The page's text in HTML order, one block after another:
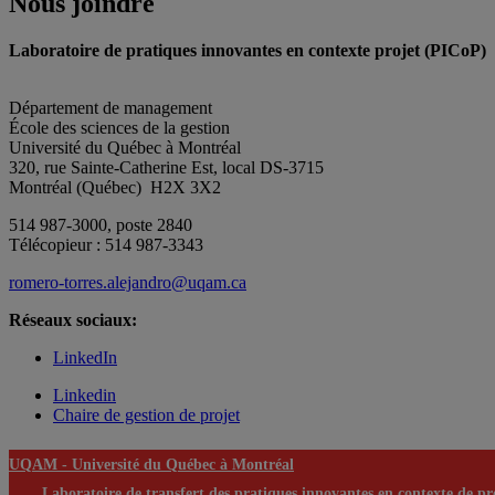
Laboratoire de pratiques innovantes en contexte projet (PICoP)
Département de management
École des sciences de la gestion
Université du Québec à Montréal
320, rue Sainte-Catherine Est, local DS-3715
Montréal (Québec) H2X 3X2
514 987-3000, poste 2840
Télécopieur : 514 987-3343
romero-torres.alejandro@uqam.ca
Réseaux sociaux:
LinkedIn
Linkedin
Chaire de gestion de projet
UQAM - Université du Québec à Montréal